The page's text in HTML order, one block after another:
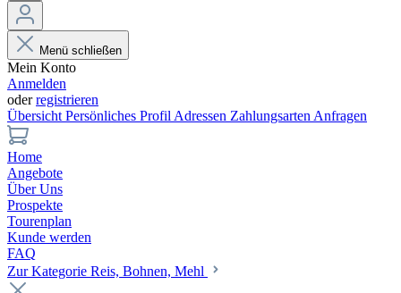
Menü schließen
Mein Konto
Anmelden
oderregistrieren
Übersicht Persönliches Profil Adressen Zahlungsarten Anfragen
Home
Angebote
Über Uns
Prospekte
Tourenplan
Kunde werden
FAQ
Zur Kategorie Reis, Bohnen, Mehl